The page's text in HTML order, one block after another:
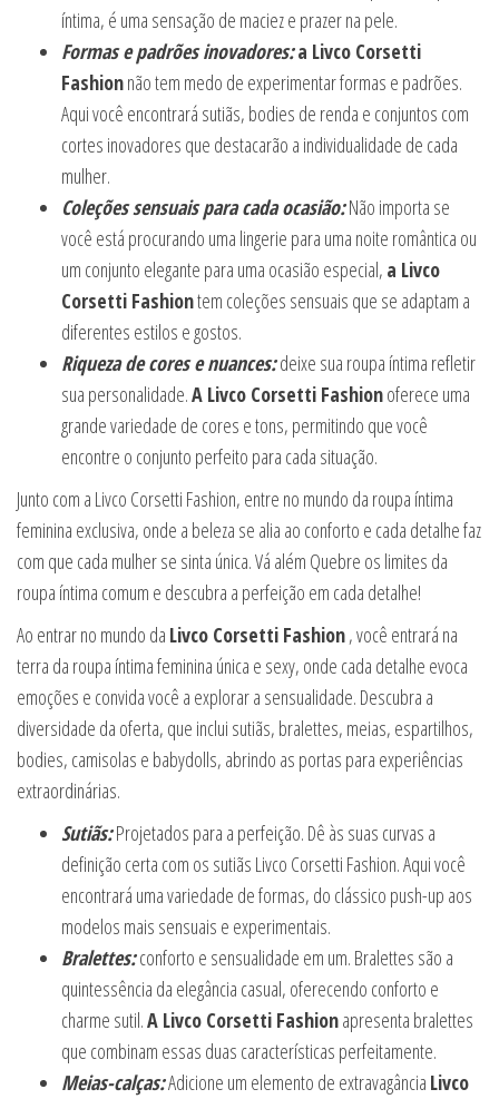
íntima, é uma sensação de maciez e prazer na pele.
Formas e padrões inovadores:a Livco Corsetti
Fashionnão tem medo de experimentar formas e padrões.
Aqui você encontrará sutiãs, bodies de renda e conjuntos com
cortes inovadores que destacarão a individualidade de cada
mulher.
Coleções sensuais para cada ocasião:Não importa se
você está procurando uma lingerie para uma noite romântica ou
um conjunto elegante para uma ocasião especial, a Livco
Corsetti Fashiontem coleções sensuais que se adaptam a
diferentes estilos e gostos.
Riqueza de cores e nuances:deixe sua roupa íntima refletir
sua personalidade.A Livco Corsetti Fashionoferece uma
grande variedade de cores e tons, permitindo que você
encontre o conjunto perfeito para cada situação.
Junto com a Livco Corsetti Fashion, entre no mundo da roupa íntima
feminina exclusiva, onde a beleza se alia ao conforto e cada detalhe faz
com que cada mulher se sinta única. Vá além Quebre os limites da
roupa íntima comum e descubra a perfeição em cada detalhe!
Ao entrar no mundo da Livco Corsetti Fashion, você entrará na
terra da roupa íntima feminina única e sexy, onde cada detalhe evoca
emoções e convida você a explorar a sensualidade. Descubra a
diversidade da oferta, que inclui sutiãs, bralettes, meias, espartilhos,
bodies, camisolas e babydolls, abrindo as portas para experiências
extraordinárias.
Sutiãs:Projetados para a perfeição. Dê às suas curvas a
definição certa com os sutiãs Livco Corsetti Fashion. Aqui você
encontrará uma variedade de formas, do clássico push-up aos
modelos mais sensuais e experimentais.
Bralettes:conforto e sensualidade em um. Bralettes são a
quintessência da elegância casual, oferecendo conforto e
charme sutil.A Livco Corsetti Fashionapresenta bralettes
que combinam essas duas características perfeitamente.
Meias-calças:Adicione um elemento de extravagância Livco